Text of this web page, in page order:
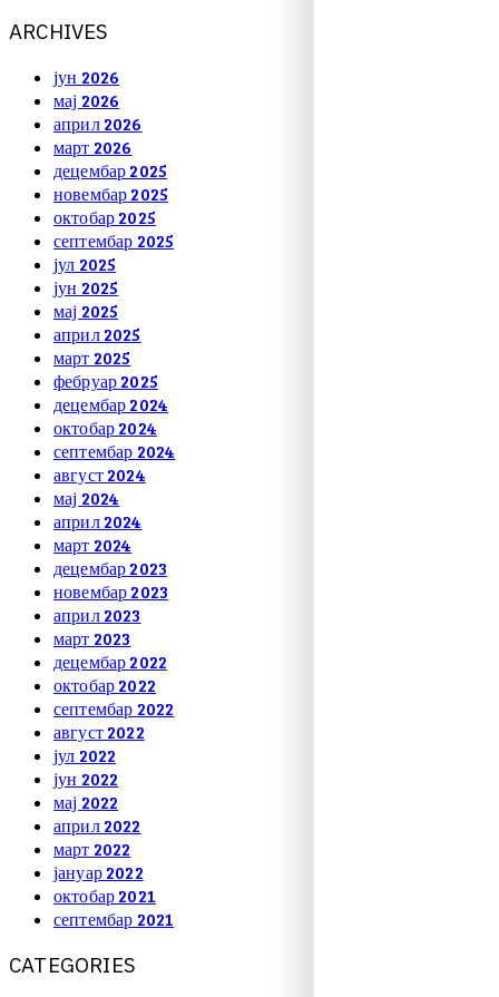
ARCHIVES
јун 2026
мај 2026
април 2026
март 2026
децембар 2025
новембар 2025
октобар 2025
септембар 2025
јул 2025
јун 2025
мај 2025
април 2025
март 2025
фебруар 2025
децембар 2024
октобар 2024
септембар 2024
август 2024
мај 2024
април 2024
март 2024
децембар 2023
новембар 2023
април 2023
март 2023
децембар 2022
октобар 2022
септембар 2022
август 2022
јул 2022
јун 2022
мај 2022
април 2022
март 2022
јануар 2022
октобар 2021
септембар 2021
CATEGORIES